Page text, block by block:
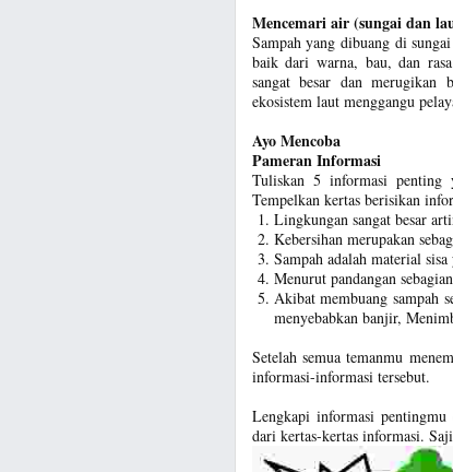
Mencemari air (sungai dan
Sampah yang dibuang di
baik dari warna, bau, dan
sangat besar dan merugikan
ekosistem laut menggangu
Ayo Mencoba
Pameran Informasi
Tuliskan 5 informasi penting
Tempelkan kertas berisikan
Lingkungan sangat besar
Kebersihan merupakan
Sampah adalah material
Menurut pandangan
Akibat membuang sampah
menyebabkan banjir,
Setelah semua temanmu
informasi-informasi tersebut.
Lengkapi informasi
dari kertas-kertas informasi.